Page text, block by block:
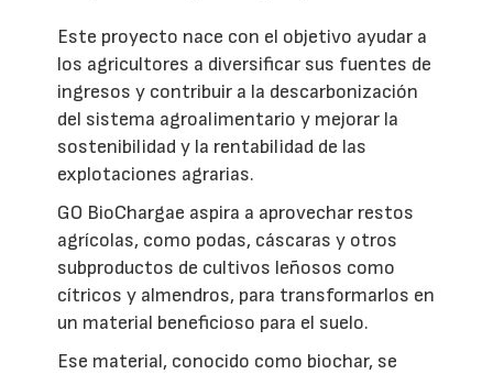
Este proyecto nace con el objetivo ayudar a
los agricultores a diversificar sus fuentes de
ingresos y contribuir a la descarbonización
del sistema agroalimentario y mejorar la
sostenibilidad y la rentabilidad de las
explotaciones agrarias.
GO BioChargae aspira a aprovechar restos
agrícolas, como podas, cáscaras y otros
subproductos de cultivos leñosos como
cítricos y almendros, para transformarlos en
un material beneficioso para el suelo.
Ese material, conocido como biochar, se